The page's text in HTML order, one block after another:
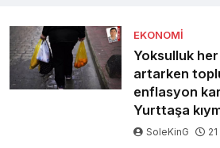
EKONOMI
Yoksulluk
artarken
enflasyon
Yurttaşa
SoleKinG